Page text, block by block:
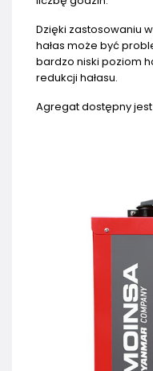
Dzięki zastosowaniu
hałas może być
bardzo niski poziom
redukcji hałasu.
Agregat dostępny